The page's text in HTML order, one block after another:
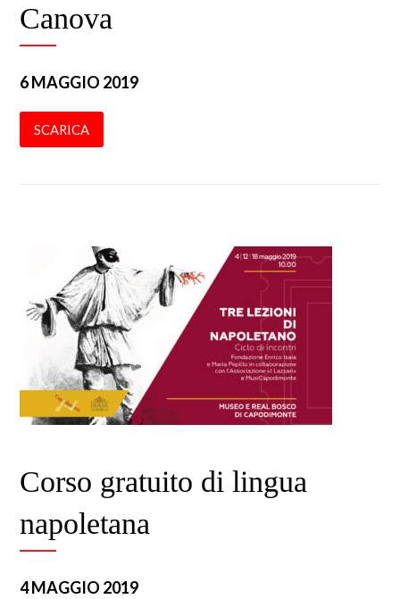
Canova
6 MAGGIO 2019
SCARICA
Corso gratuito di lingua
napoletana
4 MAGGIO 2019